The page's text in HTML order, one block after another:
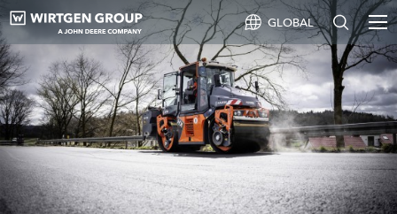
GLOBAL